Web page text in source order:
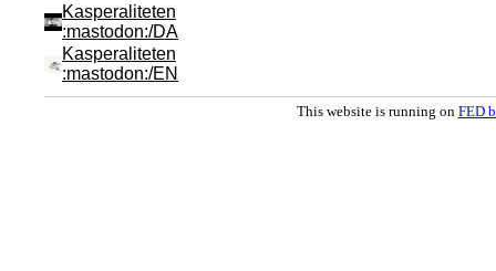
Kasperaliteten
:mastodon:/DA
Kasperaliteten
:mastodon:/EN
This website is running on FED